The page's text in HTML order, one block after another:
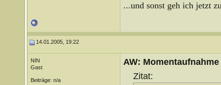
...und sonst geh ich jetzt
14.01.2005, 19:22
NIN
Gast
Beiträge: n/a
AW: Momentaufnahme
Zitat: